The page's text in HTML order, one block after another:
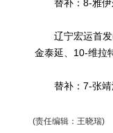
替补：8-雅伊
辽宁宏运首发
金泰延、10-维拉
替补：7-张靖
(责任编辑：王晓瑞)